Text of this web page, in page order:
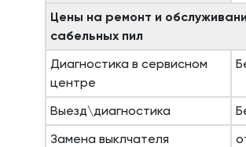
Цены на ремонт и
сабельных пил
Диагностика в сервисном
центре
Выезд\диагностика
Замена выклчателя